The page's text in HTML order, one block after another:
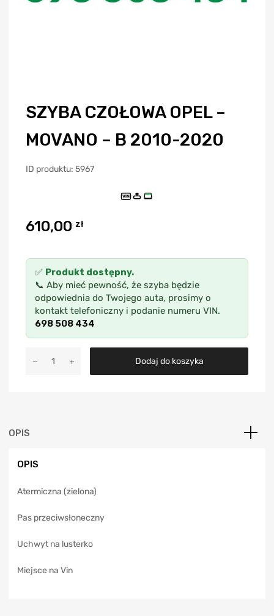
SZYBA CZOŁOWA OPEL –
MOVANO – B 2010-2020
ID produktu: 5967
VIN
610,00 zł
✅ Produkt dostępny.
📞 Aby mieć pewność, że szyba będzie
odpowiednia do Twojego auta, prosimy o
kontakt telefoniczny i podanie numeru VIN.
698 508 434
Dodaj do koszyka
a
OPIS
OPIS
Atermiczna (zielona)
Pas przeciwsłoneczny
Uchwyt na lusterko
Miejsce na Vin